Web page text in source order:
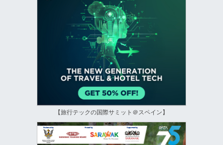
【旅行テックの国際サミット＠スペイン】